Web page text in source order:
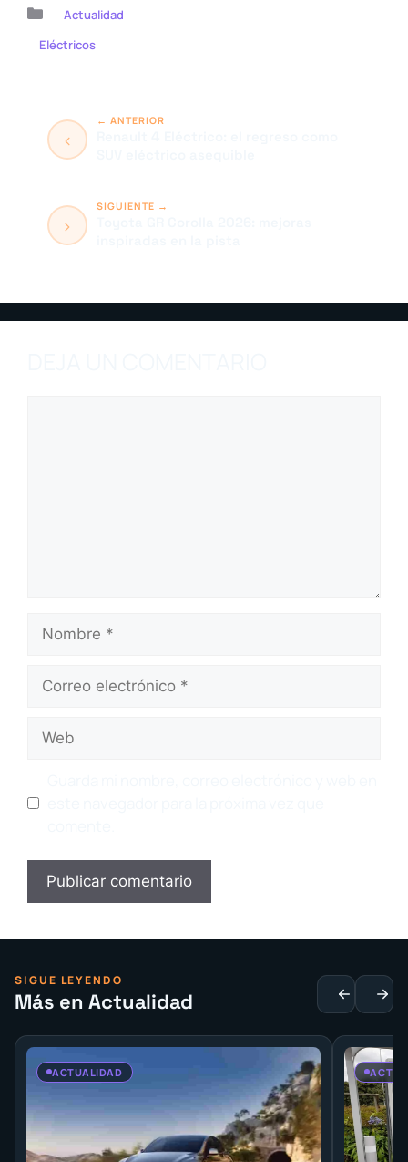
Categorías
Actualidad
Eléctricos
Nombre
Correo
electrónico
Web
SIGUE LEYENDO
Más en Actualidad
ACTUALIDAD